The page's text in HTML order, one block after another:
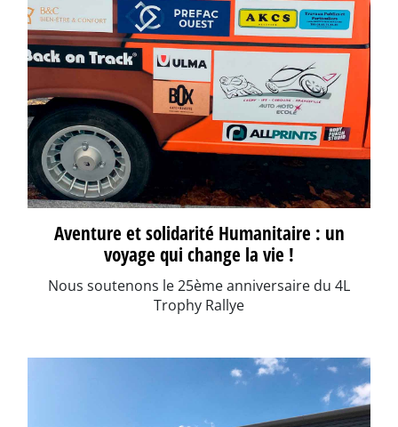
Aventure et solidarité Humanitaire : un
voyage qui change la vie !
Nous soutenons le 25ème anniversaire du 4L
Trophy Rallye